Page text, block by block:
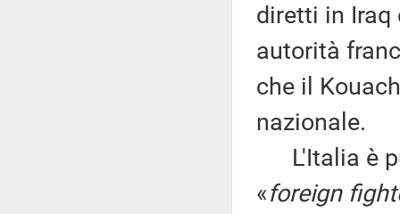
diretti in Iraq
autorità
che il
nazionale.
L'Italia è
«foreign